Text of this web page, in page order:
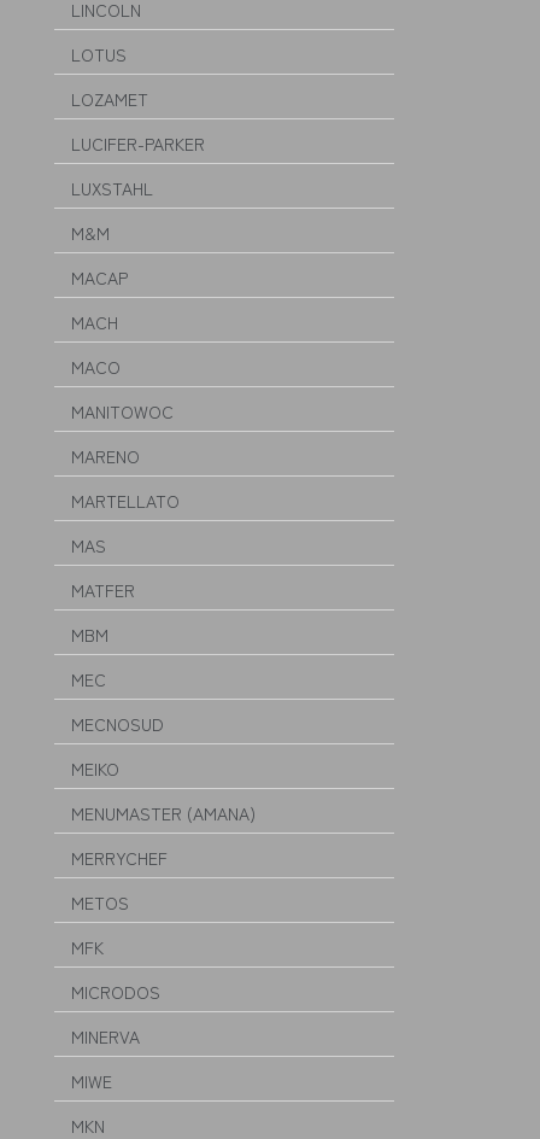
LINCOLN
LOTUS
LOZAMET
LUCIFER-PARKER
LUXSTAHL
M&M
MACAP
MACH
MACO
MANITOWOC
MARENO
MARTELLATO
MAS
MATFER
MBM
MEC
MECNOSUD
MEIKO
MENUMASTER (AMANA)
MERRYCHEF
METOS
MFK
MICRODOS
MINERVA
MIWE
MKN